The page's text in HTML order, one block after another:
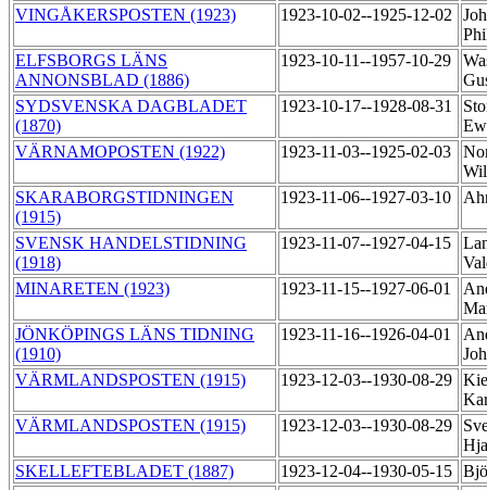
VINGÅKERSPOSTEN (1923)
1923-10-02--1925-12-02
ELFSBORGS LÄNS
ANNONSBLAD (1886)
1923-10-11--1957-10-29
SYDSVENSKA DAGBLADET
(1870)
1923-10-17--1928-08-31
VÄRNAMOPOSTEN (1922)
1923-11-03--1925-02-03
SKARABORGSTIDNINGEN
(1915)
1923-11-06--1927-03-10
SVENSK HANDELSTIDNING
(1918)
1923-11-07--1927-04-15
MINARETEN (1923)
1923-11-15--1927-06-01
JÖNKÖPINGS LÄNS TIDNING
(1910)
1923-11-16--1926-04-01
VÄRMLANDSPOSTEN (1915)
1923-12-03--1930-08-29
VÄRMLANDSPOSTEN (1915)
1923-12-03--1930-08-29
SKELLEFTEBLADET (1887)
1923-12-04--1930-05-15